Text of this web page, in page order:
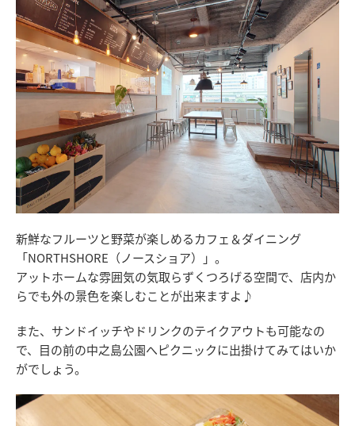
新鮮なフルーツと野菜が楽しめるカフェ＆ダイニング
「NORTHSHORE（ノースショア）」。
アットホームな雰囲気の気取らずくつろげる空間で、店内か
らでも外の景色を楽しむことが出来ますよ♪
また、サンドイッチやドリンクのテイクアウトも可能なの
で、目の前の中之島公園へピクニックに出掛けてみてはいか
がでしょう。